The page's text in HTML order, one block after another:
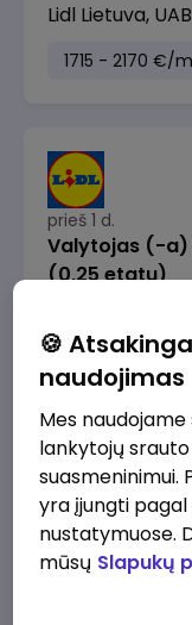
Lidl Lietuva, UAB
1715 - 2170 €/
prieš 1 d.
Valytojas (-a)
(0,25 etatu)
289 - 337 €/
prieš 1 d.
Talent
term - 1.5
🍪
naudojimas
Mes
lankytojų
suasmeninimui.
yra įjungti
nustatymuose.
mūsų Slapukų